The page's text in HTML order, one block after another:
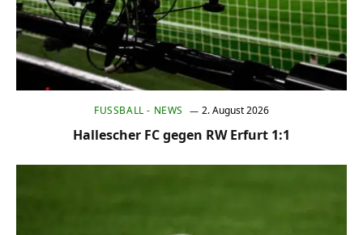
FUSSBALL - NEWS 2. August 2026
Hallescher FC gegen RW Erfurt 1:1